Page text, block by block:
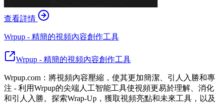
查看詳情
Wrpup - 精簡的視頻內容創作工具
Wrpup - 精簡的視頻內容創作工具
Wrpup.com：將視頻內容壓縮，使其更加簡潔、引人入勝和專
注 - 利用Wrpup的尖端人工智能工具使視頻更易於理解、消化
和引人入勝。探索Wrap-Up，獲取視頻亮點和未來工具，以及